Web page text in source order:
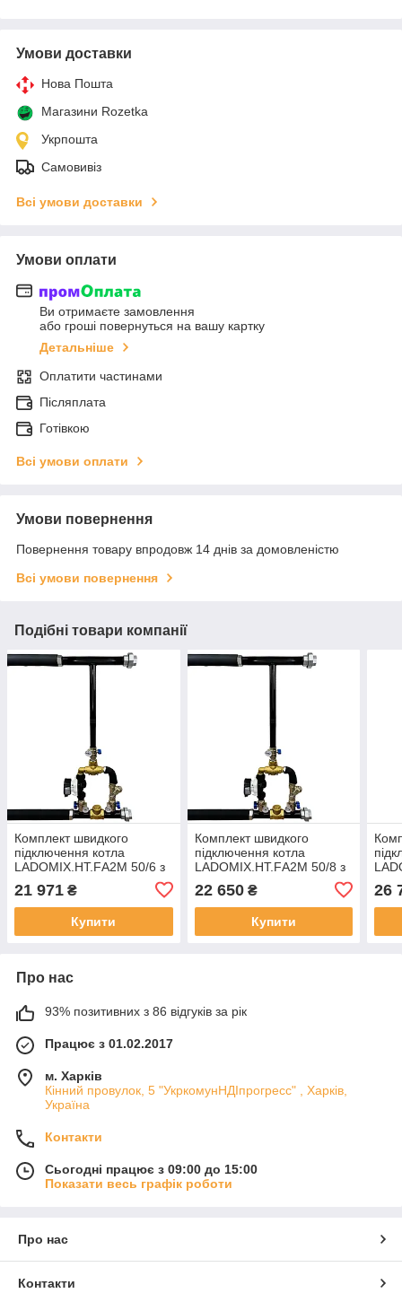
Умови доставки
Нова Пошта
Магазини Rozetka
Укрпошта
Самовивіз
Всі умови доставки
Умови оплати
Ви отримаєте замовлення
або гроші повернуться на вашу картку
Детальніше
Оплатити частинами
Післяплата
Готівкою
Всі умови оплати
Умови повернення
Повернення товару впродовж 14 днів за домовленістю
Всі умови повернення
Подібні товари компанії
Комплект швидкого
підключення котла
LADOMIX.HT.FА2M 50/6 з
змішувальний вузол 55°C,
Dn50 (2") KVANT
21 971 ₴
Купити
Комплект швидкого
підключення котла
LADOMIX.HT.FА2M 50/8 з
змішувальний вузол 55°C,
Dn50 (2") KVANT
22 650₴
Купити
26
Про нас
93% позитивних з 86 відгуків за рік
Працює з 01.02.2017
м. Харків
Кінний провулок, 5 "УкркомунНДІпрогресс" , Харків,
Україна
Контакти
Сьогодні працює з 09:00 до 15:00
Показати весь графік роботи
Про нас
Контакти